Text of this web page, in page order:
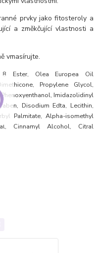
prvky jako fitosteroly a
a změkčující vlastnosti a
vmasírujte.
Ester, Olea Europea Oil
Propylene Glycol,
Imidazolidinyl
Disodium Edta, Lecithin,
Palmitate, Alpha-isomethyl
Cinnamyl Alcohol, Citral